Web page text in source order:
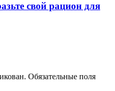
свой рацион для
Обязательные поля